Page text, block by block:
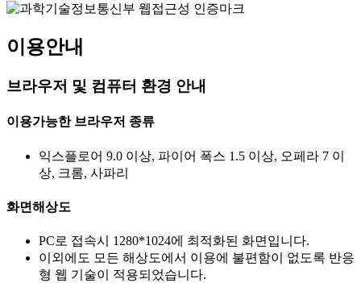
이용안내
브라우저 및 컴퓨터 환경 안내
이용가능한 브라우저 종류
익스플로어 9.0 이상, 파이어 폭스 1.5 이상, 오페라 7 이
상, 크롬, 사파리
화면해상도
PC로 접속시 1280*1024에 최적화된 화면입니다.
이외에도 모든 해상도에서 이용에 불편함이 없도록 반응
형 웹 기술이 적용되었습니다.